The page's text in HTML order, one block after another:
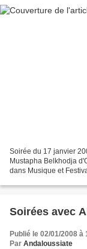
Soirée du 17 janvier
Mustapha Belkhodja
dans Musique et
Soirées avec
Publié le 02/01/2008 à
Par Andaloussiate